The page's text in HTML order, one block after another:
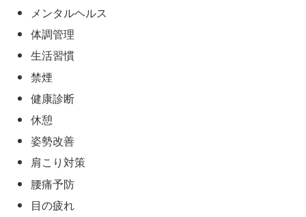
メンタルヘルス
体調管理
生活習慣
禁煙
健康診断
休憩
姿勢改善
肩こり対策
腰痛予防
目の疲れ